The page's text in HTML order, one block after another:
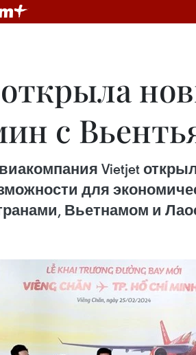
с
Vietjet
для
Вьетнамом и